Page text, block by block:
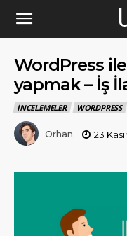
WordPress ile
yapmak – İş
İNCELEMELER WORDPRESS
Orhan 23